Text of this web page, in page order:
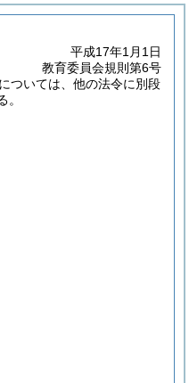
平成17年1月1日
教育委員会規則第6号
ついては、他の法令に別段
。